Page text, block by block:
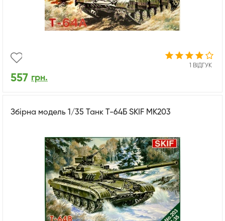
1 ВІДГУК
557 грн.
Збірна модель 1/35 Танк Т-64Б SKIF MK203